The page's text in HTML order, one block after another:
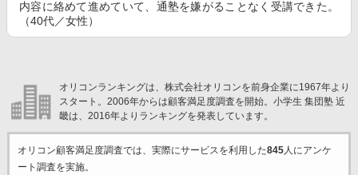
内容に絡めて進めていて、通塾を嫌がることなく受講できた。
（40代／女性）
オリコンランキングは、株式会社オリコンを前身企業に1967年より
スタート。2006年からは顧客満足度調査を開始。小学生 集団塾 近
畿は、2016年よりランキングを発表しています。
オリコン顧客満足度調査では、実際にサービスを利用した845人にアンケ
ート調査を実施。